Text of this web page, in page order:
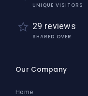
UNIQUE VISITORS
29 reviews
SHARED OVER
Our Company
Home